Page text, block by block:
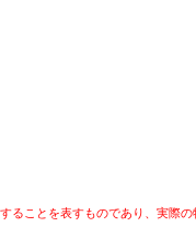
ことを表すものであり、実際の